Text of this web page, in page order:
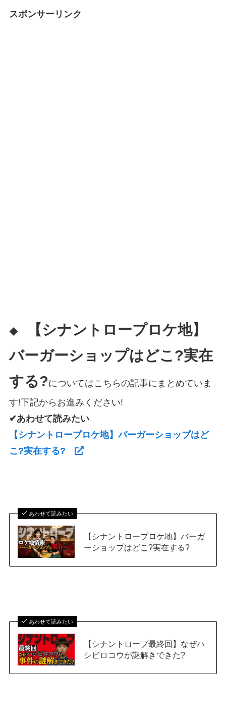
スポンサーリンク
◆
【シナントロープロケ地】
バーガーショップはどこ?実在
する?についてはこちらの記事にまとめていま
す!下記からお進みください!
✔あわせて読みたい
【シナントロープロケ地】バーガーショップはど
こ?実在する?
あわせて読みたい
【シナントロープロケ地】バーガ
ーショップはどこ?実在する?
あわせて読みたい
【シナントロープ最終回】なぜハ
シビロコウが謎解きできた?